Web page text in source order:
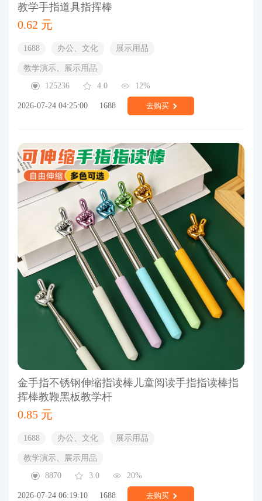
教学手指道具指挥棒
0.62 元
1688 办公、文化 展示用品
教学演示、展示用品
125236
4.0 12%
2026-07-24 04:25:00 1688 去购买
金手指不锈钢伸缩指读棒儿童阅读手指指读棒指
挥棒教鞭黑板教学杆
0.85 元
1688 办公、文化 展示用品
教学演示、展示用品
8870
3.0 20%
2026-07-24 06:19:10 1688 去购买